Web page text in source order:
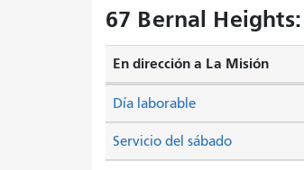
67 Bernal
En dirección a La Misión
Servicio del sábado
Día laborable